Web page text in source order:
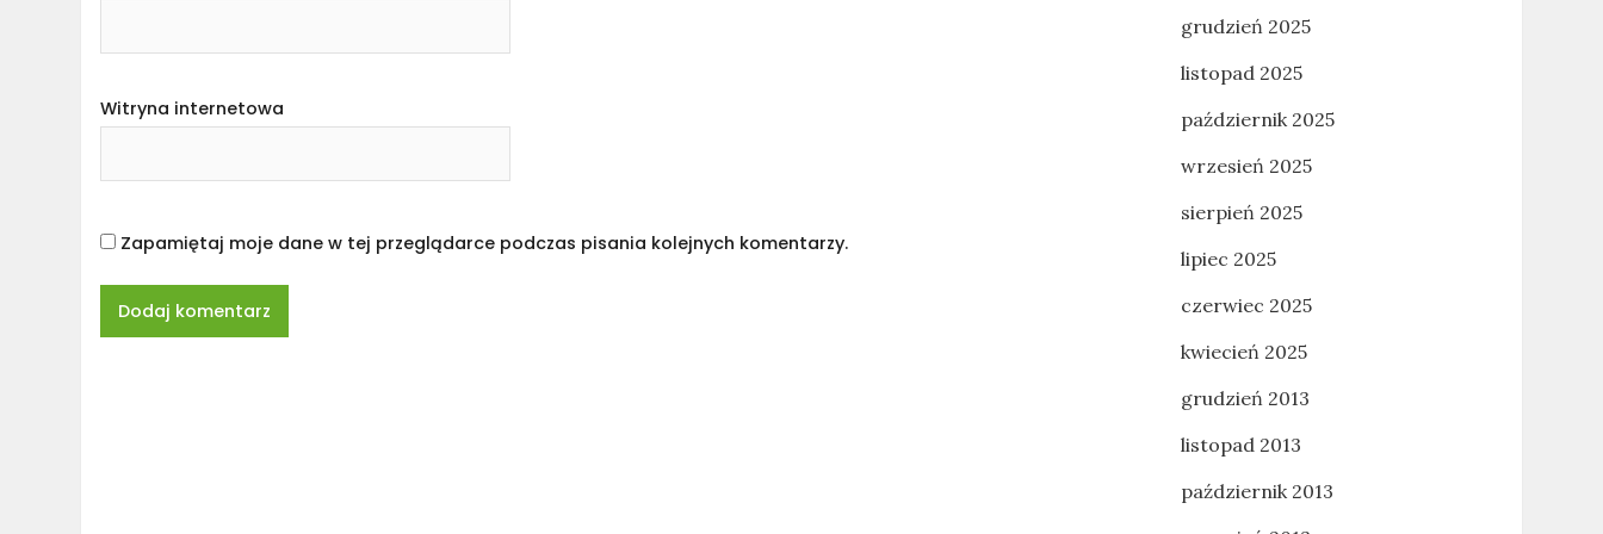
Witryna internetowa
Zapamiętaj moje dane w tej przeglądarce podczas pisania kolejnych komentarzy.
grudzień 2025
listopad 2025
październik 2025
wrzesień 2025
sierpień 2025
lipiec 2025
czerwiec 2025
kwiecień 2025
grudzień 2013
listopad 2013
październik 2013